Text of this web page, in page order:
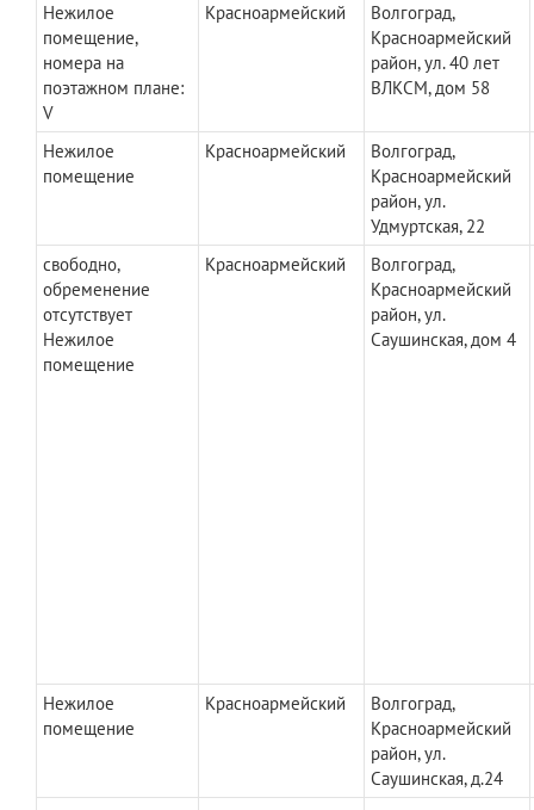
Нежилое
помещение,
номера на
поэтажном плане:
V
Красноармейский
Волгоград,
Красноармейский
район, ул. 40 лет
ВЛКСМ, дом 58
Нежилое
помещение
Красноармейский
Волгоград,
Красноармейский
район, ул.
Удмуртская, 22
свободно,
обременение
отсутствует
Нежилое
помещение
Красноармейский
Волгоград,
Красноармейский
район, ул.
Саушинская, дом 4
Нежилое
помещение
Красноармейский
Волгоград,
Красноармейский
район, ул.
Саушинская, д.24